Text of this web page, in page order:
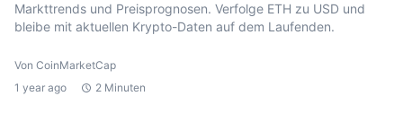
Markttrends und Preisprognosen. Verfolge ETH zu USD und
bleibe mit aktuellen Krypto-Daten auf dem Laufenden.
Von CoinMarketCap
1 year ago
2 Minuten